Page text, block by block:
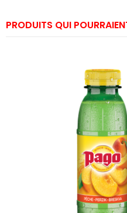
PRODUITS QUI